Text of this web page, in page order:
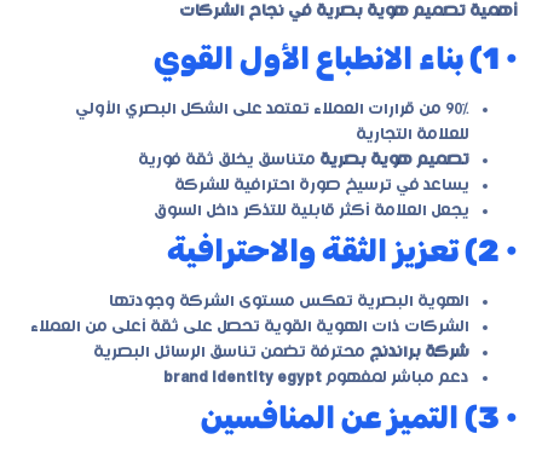
أهمية تصميم هوية بصرية في نجاح الشركات
• 1) بناء الانطباع الأول القوي
90% من قرارات العملاء تعتمد على الشكل البصري الأولي
للعلامة التجارية
تصميم هوية بصرية متناسق يخلق ثقة فورية
يساعد في ترسيخ صورة احترافية للشركة
يجعل العلامة أكثر قابلية للتذكر داخل السوق
• 2) تعزيز الثقة والاحترافية
الهوية البصرية تعكس مستوى الشركة وجودتها
الشركات ذات الهوية القوية تحصل على ثقة أعلى من العملاء
شركة براندنج محترفة تضمن تناسق الرسائل البصرية
دعم مباشر لمفهوم brand identity egypt
• 3) التميز عن المنافسين